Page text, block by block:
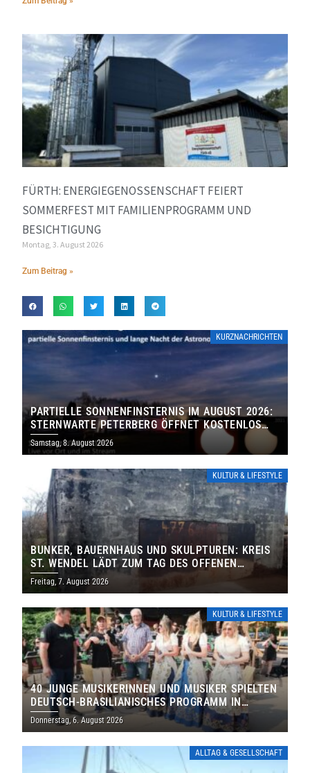
FÜRTH: ENERGIEGENOSSENSCHAFT FEIERT
SOMMERFEST MIT FAMILIENPROGRAMM UND
BESICHTIGUNG
Montag, 3. August 2026
Zum Beitrag »
KURZNACHRICHTEN
PARTIELLE SONNENFINSTERNIS IM AUGUST 2026:
STERNWARTE PETERBERG ÖFFNET KOSTENLOS
IHRE TORE
Samstag, 8. August 2026
KULTUR & LIFESTYLE
BUNKER, BAUERNHAUS UND SKULPTUREN: KREIS
ST. WENDEL LÄDT ZUM TAG DES OFFENEN
DENKMALS EIN
Freitag, 7. August 2026
KULTUR & LIFESTYLE
40 JUNGE MUSIKERINNEN UND MUSIKER SPIELTEN
DEUTSCH-BRASILIANISCHES PROGRAMM IN
THOLEY
Donnerstag, 6. August 2026
ALLTAG & GESELLSCHAFT